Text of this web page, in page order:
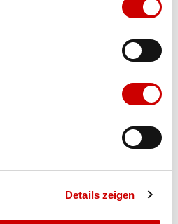
Details zeigen
morgen geliefert - ab CHF 50.00